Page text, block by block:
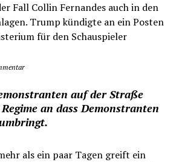
Fall Collin Fernandes auch in den
Trump kündigte an ein Posten
für den Schauspieler
auf der Straße
an dass Demonstranten
als ein paar Tagen greift ein